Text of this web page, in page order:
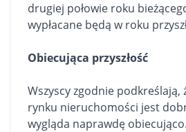
drugiej połowie roku
wypłacane będą w roku
Obiecująca przyszłość
Wszyscy zgodnie podkreślają,
rynku nieruchomości jest
wygląda naprawdę